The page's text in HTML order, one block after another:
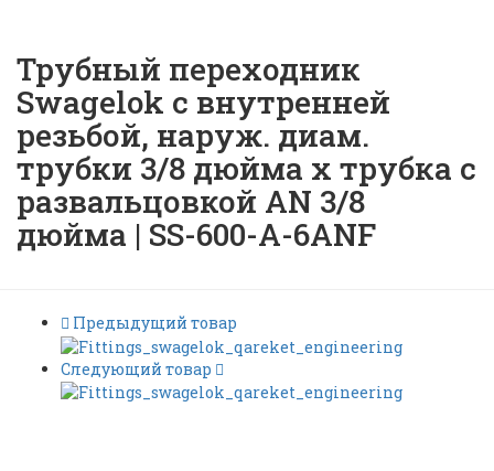
Трубный переходник
Swagelok с внутренней
резьбой, наруж. диам.
трубки 3/8 дюйма x трубка с
развальцовкой AN 3/8
дюйма | SS-600-A-6ANF
Предыдущий товар
Следующий товар